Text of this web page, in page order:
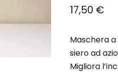
17,50 €
Maschera
siero ad
Migliora